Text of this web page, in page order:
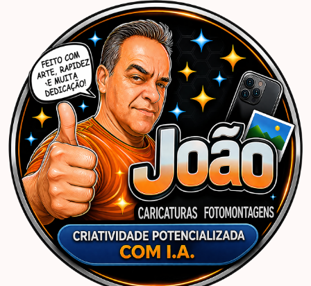
Caricaturas Personalizadas | João Caricaturas Convites
Convites Digitais Personalizados
Convite Digital com Caricatura Personalizada Feminina para Aniversário